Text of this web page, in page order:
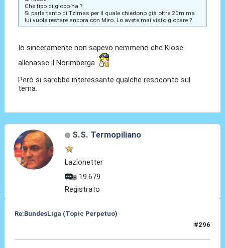
Che tipo di gioco ha ?
Si parla tanto di Tzimas per il quale chiedono già oltre 20m ma
lui vuole restare ancora con Miro. Lo avete mai visto giocare ?
Io sinceramente non sapevo nemmeno che Klose
allenasse il Norimberga
Però si sarebbe interessante qualche resoconto sul
tema.
S.S. Termopiliano
Lazionetter
19.679
Registrato
Re:BundesLiga (Topic Perpetuo)
#296